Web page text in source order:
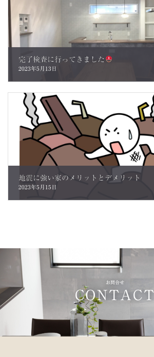
完了検査に行ってきました
2023年5月13日
地震に強い家のメリットとデメリット
2023年5月15日
お問合せ
CONTACT